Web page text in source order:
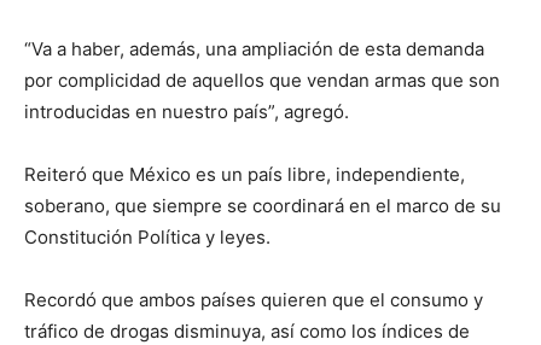
“Va a haber, además, una ampliación de esta demanda
por complicidad de aquellos que vendan armas que son
introducidas en nuestro país”, agregó.
Reiteró que México es un país libre, independiente,
soberano, que siempre se coordinará en el marco de su
Constitución Política y leyes.
Recordó que ambos países quieren que el consumo y
tráfico de drogas disminuya, así como los índices de